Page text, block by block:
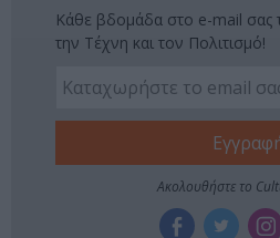
Κάθε βδομάδα στο e-mail σας
την Τέχνη και τον Πολιτισμό!
Ακολουθήστε το